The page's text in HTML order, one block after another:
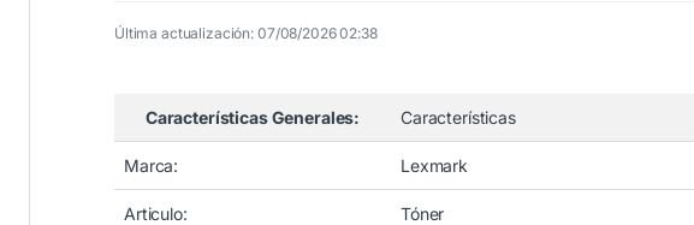
Última actualización: 07/08/2026 02:38
Características Generales: Características
Marca: Lexmark
Articulo: Tóner